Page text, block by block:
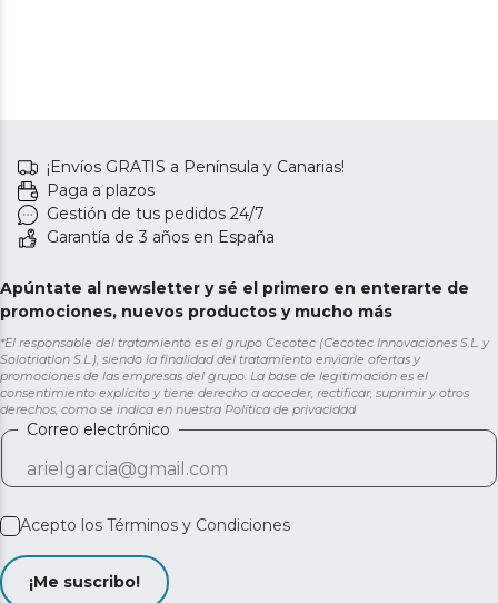
¡Envíos GRATIS a Península y Canarias!
Paga a plazos
Gestión de tus pedidos 24/7
Garantía de 3 años en España
Apúntate al newsletter y sé el primero en enterarte de
promociones, nuevos productos y mucho más
*El responsable del tratamiento es el grupo Cecotec (Cecotec Innovaciones S.L. y
Solotriatlon S.L.), siendo la finalidad del tratamiento enviarle ofertas y
promociones de las empresas del grupo. La base de legitimación es el
consentimiento explícito y tiene derecho a acceder, rectificar, suprimir y otros
derechos, como se indica en nuestra Política de privacidad
Correo electrónico
Acepto los Términos y Condiciones
¡Me suscribo!